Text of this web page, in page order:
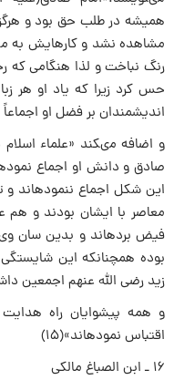
همیشه در طلب حق بود و
مشاهده نشد و کارهایش به
رنگ نباخت و لذا هنگامى که
حس کرد زیرا که یاد او هر
اندیشمندان بر فضل او اجماعاً
و اضافه مىکند «علماء
صادق و دانش او اجماع
این شکل اجماع ننمودهاند
معاصر با ایشان بودند و هم
فیض بردهاند و بدین سان
بوده همچنانکه این
زید رضى الله عنهم اجمعین
و همه پیشوایان راه هدایت
اقتباس نمودهاند»(۱۵)
۱۶ ـ ابن الصباغ مالکى